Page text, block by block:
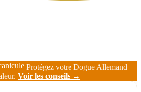
Protégez votre Dogue Allemand —
Voir les conseils →